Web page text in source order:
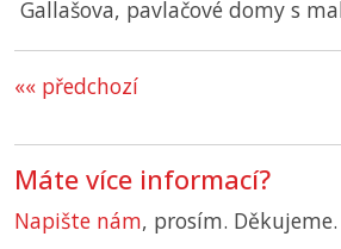
Gallašova, pavlačové domy s
«« předchozí
Máte více informací?
Napište nám, prosím. Děkujeme.